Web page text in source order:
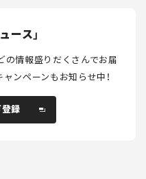
ース」
の情報盛りだくさんでお届
ンペーンもお知らせ中！
録